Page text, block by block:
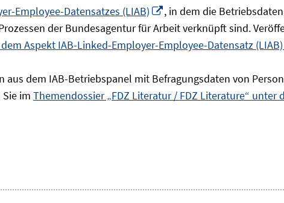
Employee-Datensatzes (LIAB)
In
neuem
Fenster
, in dem die
der Bundesagentur für Arbeit verknüpft sind.
Aspekt IAB-Linked-Employer-Employee-Datensatz
aus dem IAB-Betriebspanel mit Befragungsdaten von
im Themendossier „FDZ Literatur / FDZ Literature“ unter